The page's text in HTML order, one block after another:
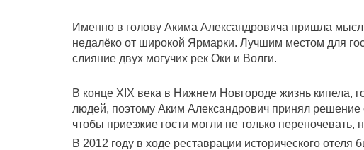
Именно в голову Акима Александровича пришла
недалёко от широкой Ярмарки. Лучшим местом для
слияние двух могучих рек Оки и Волги.
В конце XIX века в Нижнем Новгороде жизнь кипела,
людей, поэтому Аким Александрович принял решение
чтобы приезжие гости могли не только переночевать,
В 2012 году в ходе реставрации исторического